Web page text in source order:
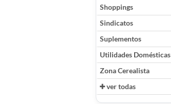
Shoppings
Sindicatos
Suplementos
Utilidades Domésticas
Zona Cerealista
ver todas